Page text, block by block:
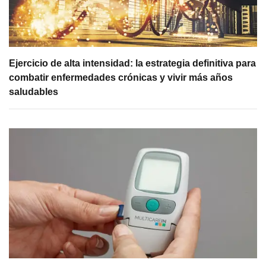
Ejercicio de alta intensidad: la estrategia definitiva para
combatir enfermedades crónicas y vivir más años
saludables